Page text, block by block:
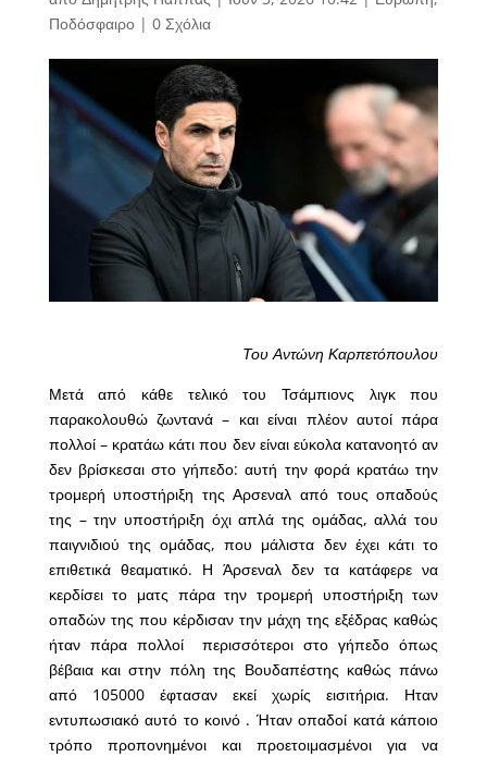
Ποδόσφαιρο| 0 Σχόλια
Του Αντώνη Καρπετόπουλου
Μετά από κάθε τελικό του Τσάμπιονς λιγκ που
παρακολουθώ ζωντανά – και είναι πλέον αυτοί πάρα
πολλοί – κρατάω κάτι που δεν είναι εύκολα κατανοητό αν
δεν βρίσκεσαι στο γήπεδο: αυτή την φορά κρατάω την
τρομερή υποστήριξη της Αρσεναλ από τους οπαδούς
της – την υποστήριξη όχι απλά της ομάδας, αλλά του
παιγνιδιού της ομάδας, που μάλιστα δεν έχει κάτι το
επιθετικά θεαματικό. Η Άρσεναλ δεν τα κατάφερε να
κερδίσει το ματς πάρα την τρομερή υποστήριξη των
οπαδών της που κέρδισαν την μάχη της εξέδρας καθώς
ήταν πάρα πολλοί περισσότεροι στο γήπεδο όπως
βέβαια και στην πόλη της Βουδαπέστης καθώς πάνω
από 105000 έφτασαν εκεί χωρίς εισιτήρια. Ηταν
εντυπωσιακό αυτό το κοινό . Ήταν οπαδοί κατά κάποιο
τρόπο προπονημένοι και προετοιμασμένοι για να